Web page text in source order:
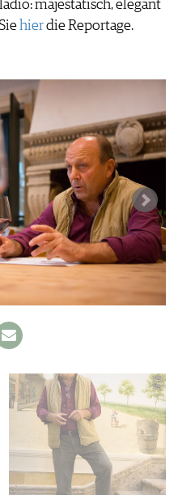
majestätisch, elegant
hierdie Reportage.